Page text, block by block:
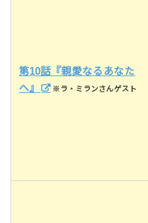
第10話『親愛なるあなた
へ』
※ラ・ミランさんゲスト